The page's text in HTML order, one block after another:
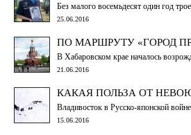
Без малого восемьдесят один год
25.06.2016
ПО МАРШРУТУ «ГОРОД
В Хабаровском крае началось
21.06.2016
КАКАЯ ПОЛЬЗА ОТ
Владивосток в Русско-японской
15.06.2016